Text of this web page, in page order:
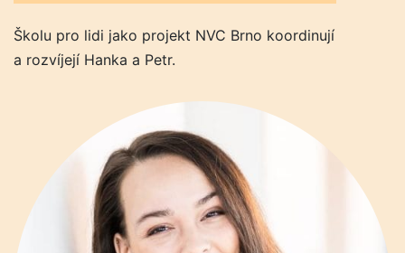
Školu pro lidi jako projekt NVC Brno koordinují
a rozvíjejí Hanka a Petr.